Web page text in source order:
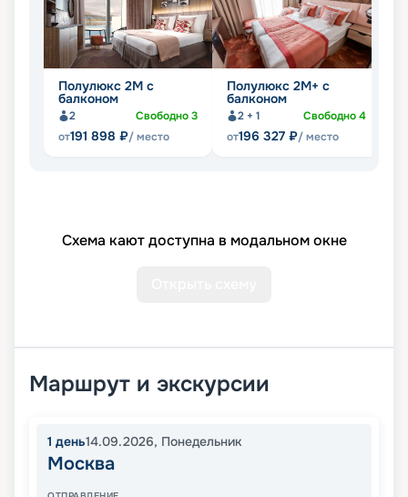
Полулюкс 2М с
балконом
2 Свободно3
от191 898 ₽/ место
Полулюкс 2М+ с
балконом
2 + 1 Свободно4
от196 327 ₽/ место
Схема кают доступна в модальном окне
Маршрут и экскурсии
1 день14.09.2026, Понедельник
Москва